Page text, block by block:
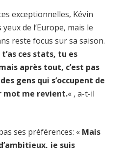
exceptionnelles, Kévin
de l’Europe, mais le
reste focus sur sa saison.
ces stats, tu es
après tout, c’est pas
gens qui s’occupent de
mot me revient.« , a-t-il
ses préférences: « Mais
je suis